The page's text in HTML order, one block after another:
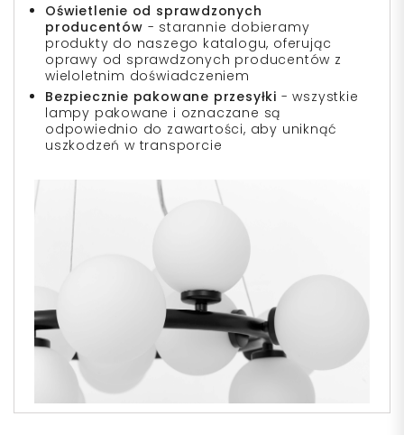
Oświetlenie od sprawdzonych
producentów - starannie dobieramy
produkty do naszego katalogu, oferując
oprawy od sprawdzonych producentów z
wieloletnim doświadczeniem
Bezpiecznie pakowane przesyłki - wszystkie
lampy pakowane i oznaczane są
odpowiednio do zawartości, aby uniknąć
uszkodzeń w transporcie